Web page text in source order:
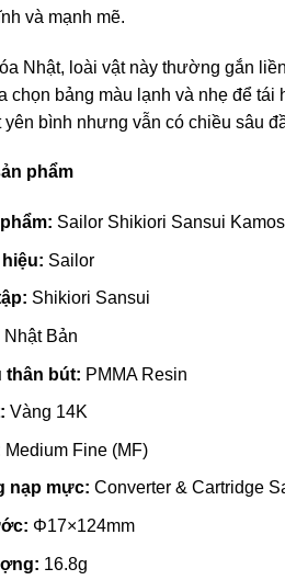
và mạnh mẽ.
Nhật, loài vật này thường gắn
chọn bảng màu lạnh và nhẹ để
yên bình nhưng vẫn có chiều sâu
phẩm
Sailor Shikiori Sansui
Sailor
Shikiori Sansui
Nhật Bản
thân bút: PMMA Resin
Vàng 14K
Medium Fine (MF)
nạp mực: Converter & Cartridge
Φ17×124mm
16.8g